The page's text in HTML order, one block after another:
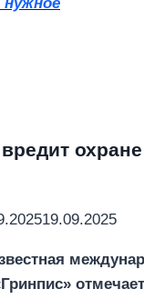
охране
19.09.2025